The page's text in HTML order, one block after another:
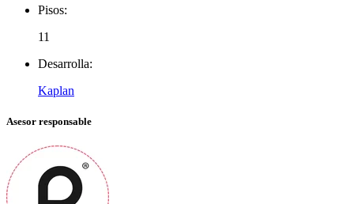
Pisos:
11
Desarrolla:
Kaplan
Asesor responsable